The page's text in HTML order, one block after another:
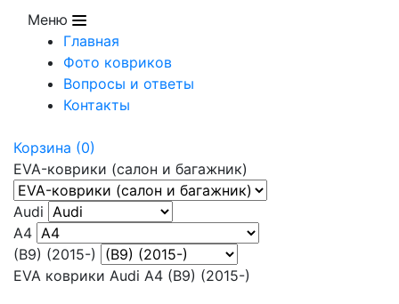
Меню
Главная
Фото ковриков
Вопросы и ответы
Контакты
Корзина (0)
EVA-коврики (салон и багажник)
Audi
A4
(B9) (2015-)
EVA коврики Audi A4 (B9) (2015-)